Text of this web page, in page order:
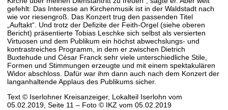
gefehlt: Das Interesse an Kirchenmusik ist in der Waldstadt nach
wie vor riesengroß. Das Konzert trug den passenden Titel
„Auftakt“. Und trotz der Defizite der Feith-Orgel (siehe oberen
Bericht) präsentierte Tobias Leschke sich selbst als versierten
Virtuosen und dem Publikum ein höchst abwechslungs- und
kontrastreiches Programm, in dem er zwischen Dietrich
Buxtehude und César Franck sehr viele unterschiedliche Stile,
Formen und Stimmungen erzeugte und mit einem spektakulären
Widor abschloss. Dafür war ihm dann auch nach dem Konzert der
langanhaltende Applaus des Publikums sicher.
Text © Iserlohner Kreisanzeiger, Lokalteil Iserlohn vom
05.02.2019, Seite 11 – Foto © IKZ vom 05.02.2019